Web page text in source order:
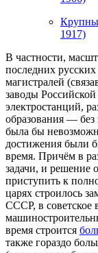
1917)
В частности,
последних
магистралей
заводы
электростанций,
образования — без
была бы
достижения были
время. Причём в
задачи, и решение
приступить к
царях строилось
СССР, в советское
время строится
также гораздо